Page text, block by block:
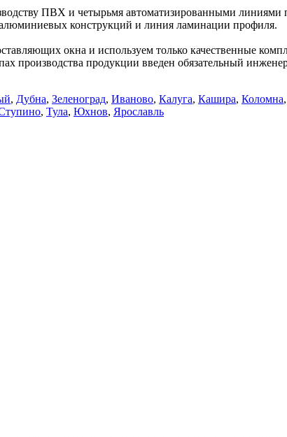
ПВХ и четырьмя автоматизированными линиями
алюминиевых конструкций и линия ламинации профиля.
окна и используем только качественные
продукции введен обязательный
, Дубна, Зеленоград, Иваново, Калуга, Кашира, Коломна,
, Тула, Юхнов, Ярославль